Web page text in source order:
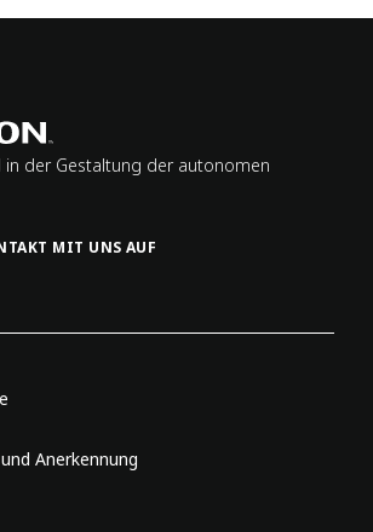
in der Gestaltung der autonomen
MIT UNS AUF
Anerkennung